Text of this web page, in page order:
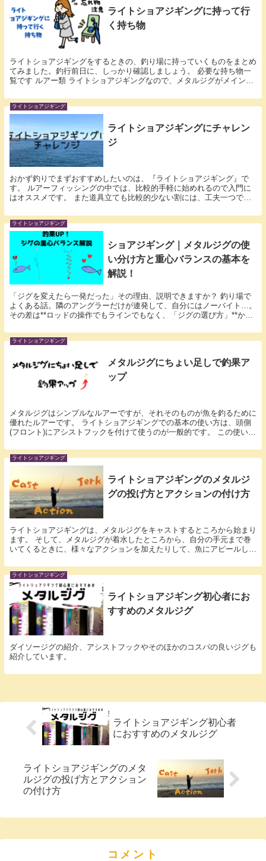
ライトショアジギングに持って行
く持ち物
ライトショアジギングをするときの、釣り場に持っていくものをまとめ
てみました。釣行前日に、しっかり確認しましょう。 必要な持ち物一
覧です ルアー類 ライトショアジギングなので、メタルジグがメインに
ライトショアジギング
ライトショアジギングにチャレン
ジ
おかず釣りでまずおすすめしたいのは、『ライトショアジギング』で
す。 ルアーフィッシングの中では、比較的手軽に始めれるので入門に
はオススメです。 また道具立ても比較的少ない割には、工夫一つで狙
ライトショアジギング
ショアジギング｜メタルジグの使
い分け方と重心バランスの基本を
解説！
「ジグを変えたら一発だった」その理由、説明できますか？ 釣り場で
よくある話。隣のアングラーだけが連発して、自分にはノーバイト…。
その差は**ロッドの操作でもラインでもなく、「ジグの選び方」**かも
ライトショアジギング
メタルジグにちょい足しで釣果ア
ップ
メタルジグはシンプルなルアーですが、それそのものが魚を釣るために
優れたルアーです。 ライトショアジギングでの基本の使い方は、頭側
(フロント)にアシストフックを付けて使うのが一般的です。 この使い方
ライトショアジギング
ライトショアジギングのメタルジ
グの投げ方とアクションの付け方
ライトショアジギングは、メタルジグをキャストするところから始まり
ます。 そして、メタルジグが着水したところから、自分の手元まで巻
いてくるときに、様々なアクションを加えたりして、魚にアピールし
ライトショアジギング
ライトショアジギング初心者にお
すすめのメタルジグ
ダイソージグの紹介、アシストフックやそのほかのコスパの良いジグも
紹介しています。
ライトショアジギング初心者
におすすめのメタルジグ
ライトショアジギングのメタ
ルジグの投げ方とアクション
の付け方
コメント